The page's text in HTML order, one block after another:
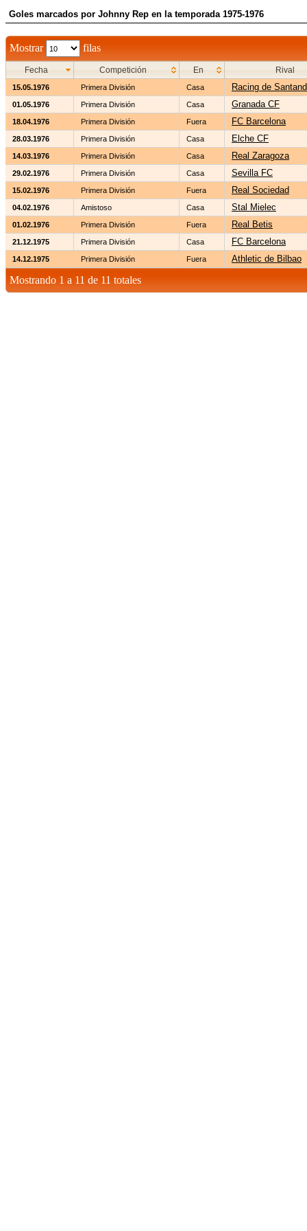
Goles marcados por Johnny Rep en la temporada 1975-1976
Mostrar filas
Fecha Competición En Rival
15.05.1976 Primera División Casa Racing de
01.05.1976 Primera División Casa Granada CF
18.04.1976 Primera División Fuera FC Barcelona
28.03.1976 Primera División Casa Elche CF
14.03.1976 Primera División Casa Real Zaragoza
29.02.1976 Primera División Casa Sevilla FC
15.02.1976 Primera División Fuera Real Sociedad
04.02.1976 Amistoso Casa Stal Mielec
01.02.1976 Primera División Fuera Real Betis
21.12.1975 Primera División Casa FC Barcelona
14.12.1975 Primera División Fuera Athletic de Bilbao
Mostrando 1 a 11 de 11 totales